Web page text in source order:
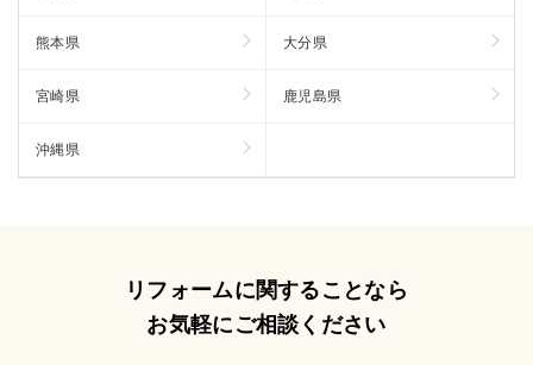
熊本県 大分県
宮崎県 鹿児島県
沖縄県
リフォームに関することなら
お気軽にご相談ください